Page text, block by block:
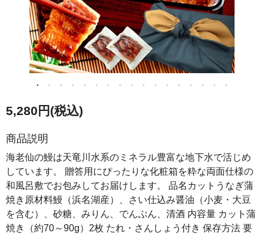
5,280円(税込)
商品説明
海老仙の鰻は天竜川水系のミネラル豊富な地下水で活じめ
しています。 贈答用にぴったりな化粧箱を粋な両面仕様の
和風呂敷でお包みしてお届けします。 品名カットうなぎ蒲
焼き原材料鰻（浜名湖産）、さい仕込み醤油（小麦・大豆
を含む）、砂糖、みりん、でんぷん、清酒 内容量 カット蒲
焼き（約70～90g）2枚 たれ・さんしょう付き 保存方法 要